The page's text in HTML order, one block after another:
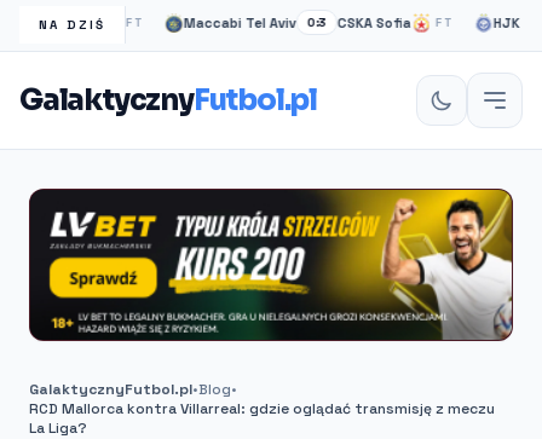
NA DZIŚ
Rangers FT Maccabi Tel Aviv 0:3 CSKA Sofia FT HJK
GalaktycznyFutbol.pl
GalaktycznyFutbol.pl•Blog•
RCD Mallorca kontra Villarreal: gdzie oglądać transmisję z meczu
La Liga?